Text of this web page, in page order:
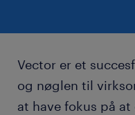
Vector er et
og nøglen til
at have fokus på